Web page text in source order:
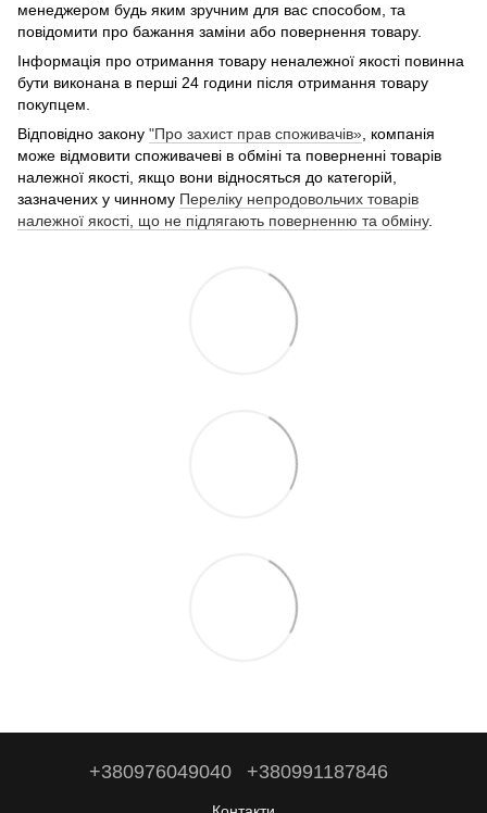
менеджером будь яким зручним для вас способом, та
повідомити про бажання заміни або повернення товару.
Інформація про отримання товару неналежної якості повинна
бути виконана в перші 24 години після отримання товару
покупцем.
Відповідно закону "Про захист прав споживачів», компанія
може відмовити споживачеві в обміні та поверненні товарів
належної якості, якщо вони відносяться до категорій,
зазначених у чинному Переліку непродовольчих товарів
належної якості, що не підлягають поверненню та обміну.
+380976049040 +380991187846